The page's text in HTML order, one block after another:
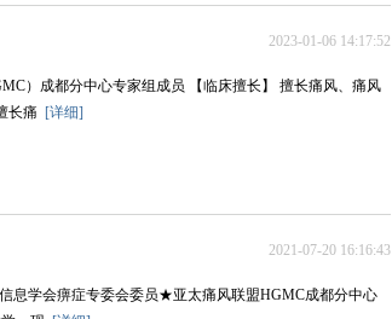
2023-01-06 14:17:52
）成都分中心专家组成员 【临床擅长】 擅长痛风、痛风
长痛 [详细]
2021-07-20 16:16:43
学会痹症专委会委员★亚太痛风联盟HGMC成都分中心